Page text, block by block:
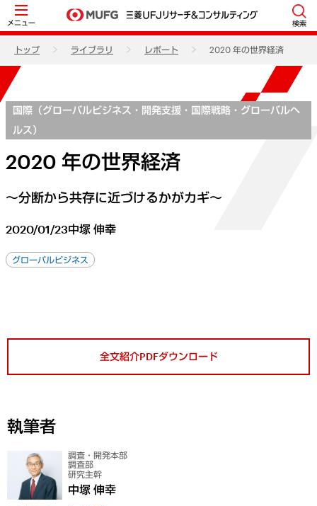
メニュー 検索
トップ ライブラリ レポート 2020 年の世界経済
国際（グローバルビジネス・開発支援・国際戦略・グローバルヘ
ルス）
2020 年の世界経済
～分断から共存に近づけるかがカギ～
2020/01/23中塚 伸幸
グローバルビジネス
全文紹介PDFダウンロード
執筆者
調査・開発本部
調査部
研究主幹
中塚 伸幸